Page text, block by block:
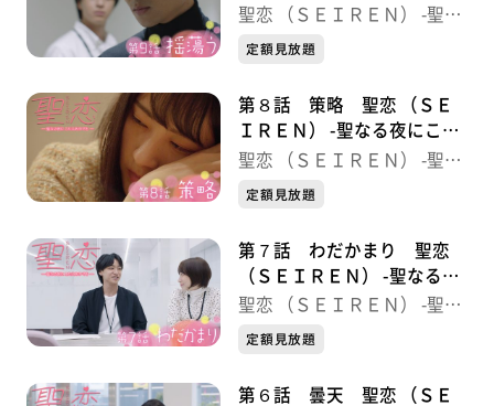
たえあわせを-
聖恋 （ＳＥＩＲＥＮ） -聖な
る夜にこたえあわせを-
定額見放題
第８話 策略 聖恋 （ＳＥ
ＩＲＥＮ） -聖なる夜にこた
えあわせを-
聖恋 （ＳＥＩＲＥＮ） -聖な
る夜にこたえあわせを-
定額見放題
第７話 わだかまり 聖恋
（ＳＥＩＲＥＮ） -聖なる夜
にこたえあわせを-
聖恋 （ＳＥＩＲＥＮ） -聖な
る夜にこたえあわせを-
定額見放題
第６話 曇天 聖恋 （ＳＥ